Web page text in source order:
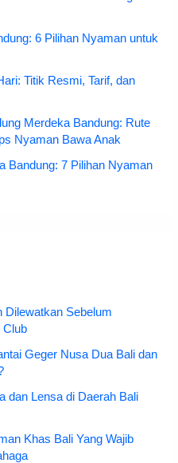
6 Pilihan Nyaman untuk
Titik Resmi, Tarif, dan
Merdeka Bandung: Rute
Nyaman Bawa Anak
Bandung: 7 Pilihan Nyaman
Dilewatkan Sebelum
Club
Geger Nusa Dua Bali dan
dan Lensa di Daerah Bali
Khas Bali Yang Wajib